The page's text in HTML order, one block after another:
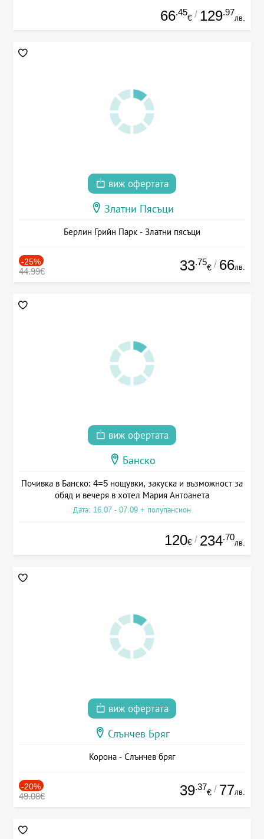
66.45
€ / 129.97
лв.
виж офертата
Златни Пясъци
Берлин Грийн Парк - Златни пясъци
-25%
44.99€ 33.75
€ / 66лв.
виж офертата
Банско
Почивка в Банско: 4=5 нощувки, закуска и възможност за
обяд и вечеря в хотел Мария Антоанета
Дата: 16.07 - 07.09 + полупансион
120€ / 234.70
лв.
виж офертата
Слънчев Бряг
Корона - Слънчев бряг
-20%
49.08€ 39.37
€ / 77лв.